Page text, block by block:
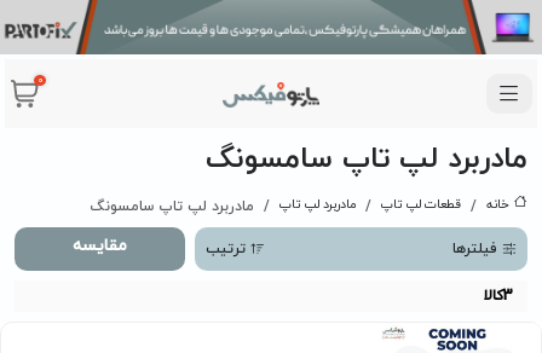
0
مادربرد لپ تاپ سامسونگ
خانه قطعات لپ تاپ مادربرد لپ تاپ مادربرد لپ تاپ سامسونگ
فیلترها ترتیب مقایسه
3کالا